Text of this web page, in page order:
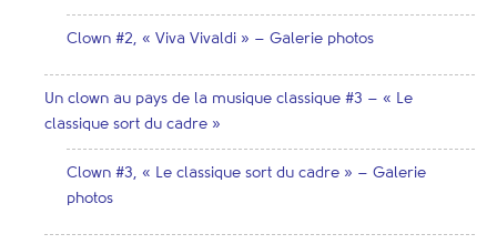
Clown #2, « Viva Vivaldi » – Galerie photos
Un clown au pays de la musique classique #3 – « Le
classique sort du cadre »
Clown #3, « Le classique sort du cadre » – Galerie
photos